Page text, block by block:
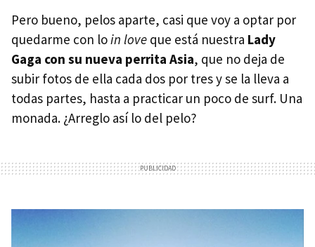
Pero bueno, pelos aparte, casi que voy a optar por
quedarme con loin love que está nuestra Lady
Gaga con su nueva perrita Asia, que no deja de
subir fotos de ella cada dos por tres y se la lleva a
todas partes, hasta a practicar un poco de surf. Una
monada. ¿Arreglo así lo del pelo?